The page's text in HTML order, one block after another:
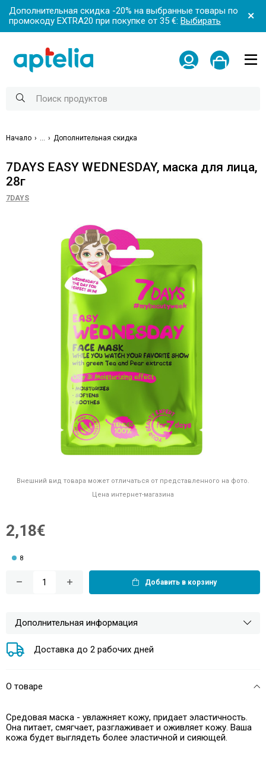
Дополнительная скидка -20% на выбранные товары по
промокоду EXTRA20 при покупке от 35 €: Выбирать
Начало Дополнительная скидка
7DAYS EASY WEDNESDAY, маска для лица,
28г
7DAYS
Внешний вид товара может отличаться от представленного на фото.
Цена интернет-магазина
2,18€
8
Добавить в корзину
Дополнительная информация
Доставка до 2 рабочих дней
О товаре
Средовая маска - увлажняет кожу, придает эластичность.
Она питает, смягчает, разглаживает и оживляет кожу. Ваша
кожа будет выглядеть более эластичной и сияющей.